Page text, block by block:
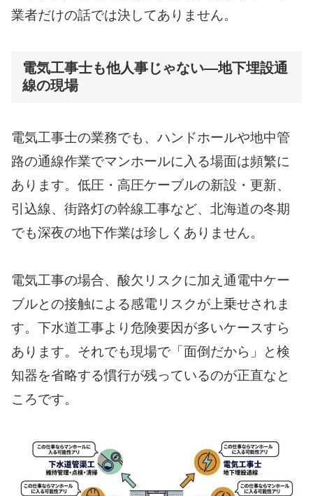
業者だけの話では決してありません。
電気工事士も他人事じゃない—地下埋設通
線の現場
電気工事士の業務でも、ハンドホールや地中管
路の通線作業でマンホールに入る場面は頻繁に
あります。低圧・高圧ケーブルの新設・更新、
引込線、街路灯の幹線工事など、北海道の冬期
でも深夜の地下作業は珍しくありません。
電気工事の場合、酸欠リスクに加え通電中ケー
ブルとの接触による感電リスクが上乗せされま
す。下水道工事より危険要因が多いケースすら
あります。それでも現場で「面倒だから」と検
知器を省略する慣行が残っているのが正直なと
ころです。